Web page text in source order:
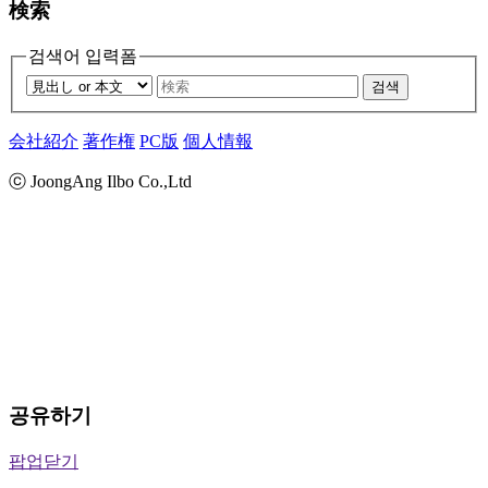
検索
검색어 입력폼
검색
会社紹介 著作権 PC版 個人情報
ⓒ JoongAng Ilbo Co.,Ltd
공유하기
팝업닫기